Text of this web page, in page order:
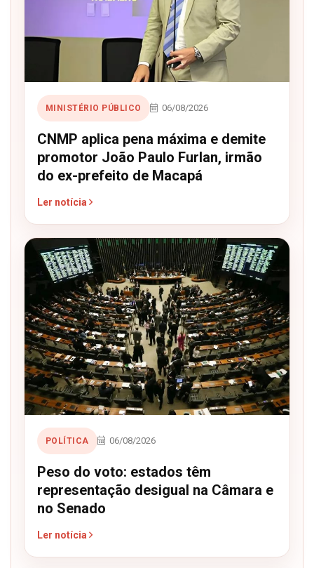
MINISTÉRIO PÚBLICO 06/08/2026
CNMP aplica pena máxima e demite
promotor João Paulo Furlan, irmão
do ex-prefeito de Macapá
Ler notícia
POLÍTICA 06/08/2026
Peso do voto: estados têm
representação desigual na Câmara e
no Senado
Ler notícia